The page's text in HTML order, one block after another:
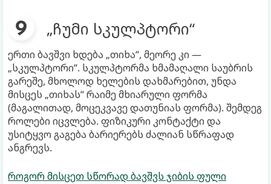
„ჩუმი სკულპტორი“
ერთი ბავშვი ხდება „თიხა“, მეორე კი —
„სკულპტორი“. სკულპტორმა ხმამაღალი საუბრის
გარეშე, მხოლოდ ხელების დახმარებით, უნდა
მისცეს „თიხას“ რაიმე მხიარული ფორმა
(მაგალითად, მოცეკვავე დათუნიას ფორმა). შემდეგ
როლები იცვლება. ფიზიკური კონტაქტი და
უსიტყვო გაგება ბარიერებს ძალიან სწრაფად
ანგრევს.
როგორ მისცეთ სწორად ბავშვს ჯიბის ფული